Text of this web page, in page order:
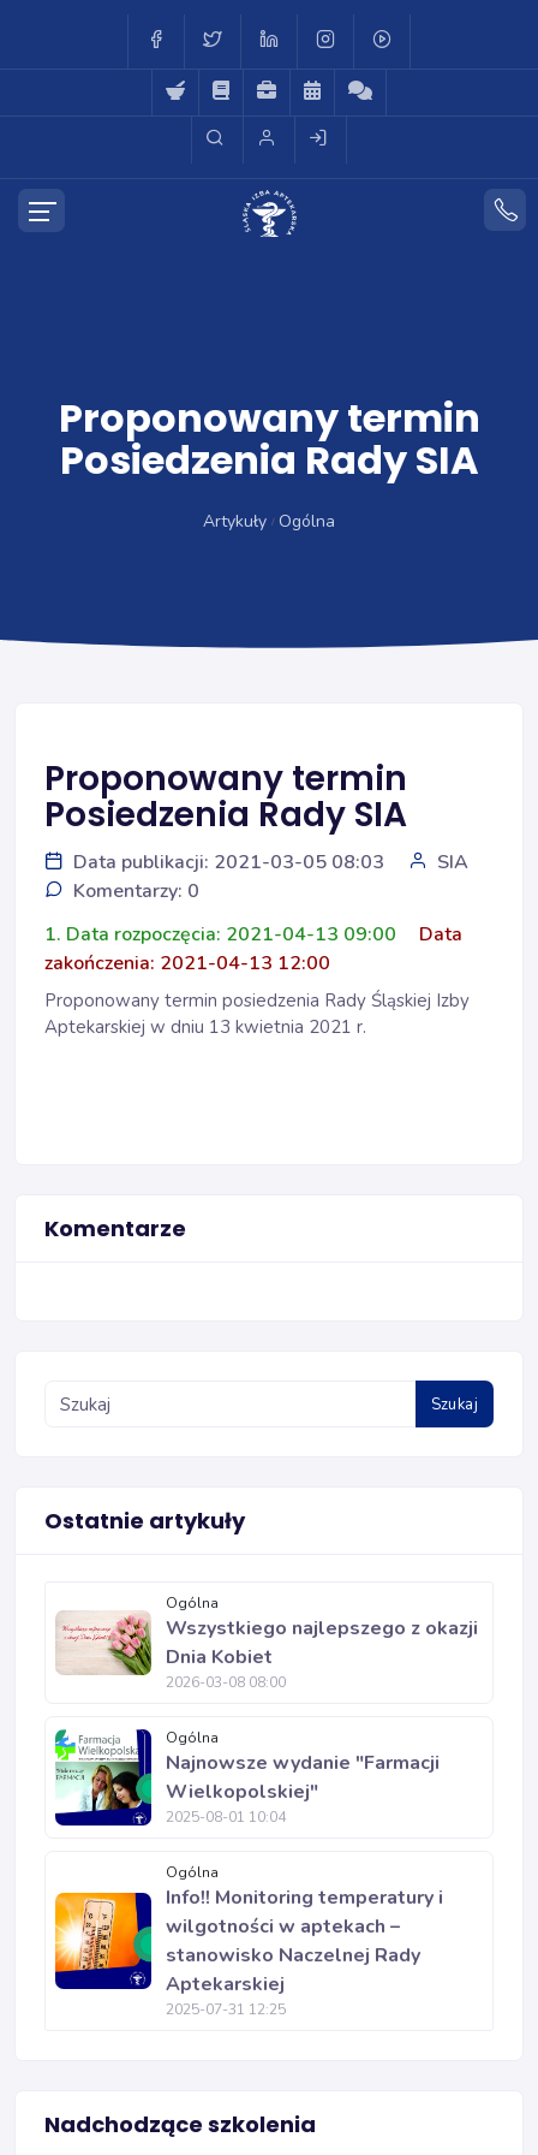
Proponowany termin
Posiedzenia Rady SIA
Artykuły Ogólna
Proponowany termin
Posiedzenia Rady SIA
Data publikacji: 2021-03-05 08:03
SIA
Komentarzy: 0
1. Data rozpoczęcia: 2021-04-13 09:00
Data
zakończenia: 2021-04-13 12:00
Proponowany termin posiedzenia Rady Śląskiej Izby
Aptekarskiej w dniu 13 kwietnia 2021 r.
Komentarze
Szukaj
Ostatnie artykuły
Ogólna
Wszystkiego najlepszego z okazji
Dnia Kobiet
2026-03-08 08:00
Ogólna
Najnowsze wydanie "Farmacji
Wielkopolskiej"
2025-08-01 10:04
Ogólna
Info!! Monitoring temperatury i
wilgotności w aptekach –
stanowisko Naczelnej Rady
Aptekarskiej
2025-07-31 12:25
Nadchodzące szkolenia